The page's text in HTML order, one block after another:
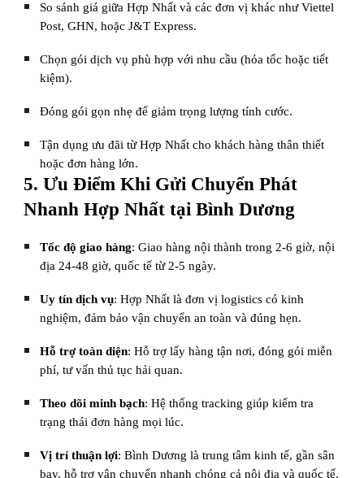
So sánh giá giữa Hợp Nhất và các đơn vị khác như Viettel
Post, GHN, hoặc J&T Express.
Chọn gói dịch vụ phù hợp với nhu cầu (hỏa tốc hoặc tiết
kiệm).
Đóng gói gọn nhẹ để giảm trọng lượng tính cước.
Tận dụng ưu đãi từ Hợp Nhất cho khách hàng thân thiết
hoặc đơn hàng lớn.
5. Ưu Điểm Khi Gửi Chuyển Phát
Nhanh Hợp Nhất tại Bình Dương
Tốc độ giao hàng: Giao hàng nội thành trong 2-6 giờ, nội
địa 24-48 giờ, quốc tế từ 2-5 ngày.
Uy tín dịch vụ: Hợp Nhất là đơn vị logistics có kinh
nghiệm, đảm bảo vận chuyển an toàn và đúng hẹn.
Hỗ trợ toàn diện: Hỗ trợ lấy hàng tận nơi, đóng gói miễn
phí, tư vấn thủ tục hải quan.
Theo dõi minh bạch: Hệ thống tracking giúp kiểm tra
trạng thái đơn hàng mọi lúc.
Vị trí thuận lợi: Bình Dương là trung tâm kinh tế, gần sân
bay, hỗ trợ vận chuyển nhanh chóng cả nội địa và quốc tế.